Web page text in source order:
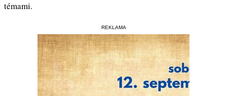
témami.
REKLAMA